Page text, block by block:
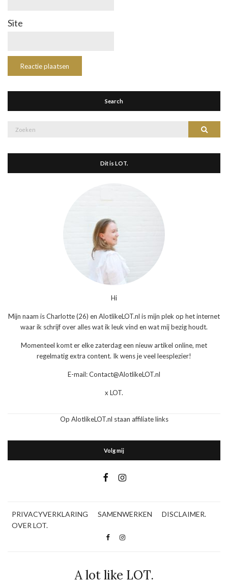
Site
Search
Zoek
Dit is LOT.
Hi
Mijn naam is Charlotte (26) en AlotlikeLOT.nl is mijn plek op het internet
waar ik schrijf over alles wat ik leuk vind en wat mij bezig houdt.
Momenteel komt er elke zaterdag een nieuw artikel online, met
regelmatig extra content. Ik wens je veel leesplezier!
E-mail: Contact@AlotlikeLOT.nl
x LOT.
Op AlotlikeLOT.nl staan affiliate links
Volg mij
PRIVACYVERKLARING SAMENWERKEN
DISCLAIMER.
OVER LOT.
A lot like LOT.